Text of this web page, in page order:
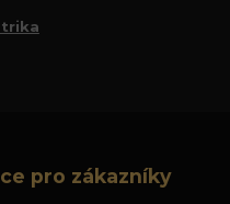
trika
pro zákazníky